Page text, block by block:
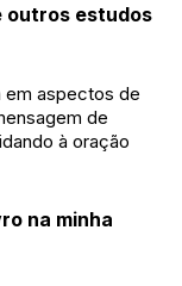
outros estudos
aspectos de
de
à oração
na minha